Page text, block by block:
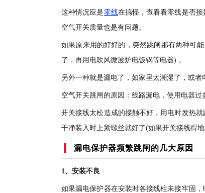
这种情况应是零线在搞怪，查看看零线是否
空气开关质量也是有问题。
如果原来用的好好的，突然跳闸那有两种可
了，再用电吹风微波炉电饭锅等电器) 。
另外一种就是漏电了，如家里太潮湿了，或者
空气开关跳闸的原因：线路漏电，使用电器
开关接线太松造成的接触不好，用电时发热
干净装入时上紧螺丝就好了(如果开关接线得
漏电保护器频繁跳闸的几大原因
1、安装不良
如果漏电保护器在安装时各接线柱未接牢固